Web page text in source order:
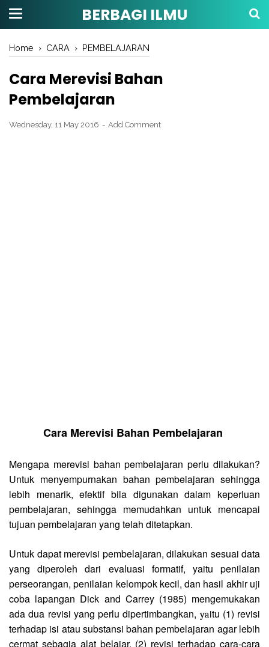
BERBAGI ILMU
Home › CARA › PEMBELAJARAN
Cara Merevisi Bahan
Pembelajaran
Wednesday, 11 May 2016 Add Comment
Cara Merevisi Bahan Pembelajaran
Mengapa merevisi bahan pembelajaran perlu dilakukan?
Untuk menyempurnakan bahan pembelajaran sehingga
lebih menarik, efektif bila digunakan dalam keperluan
pembelajaran, sehingga memudahkan untuk mencapai
tujuan pembelajaran yang telah ditetapkan.
Untuk dapat merevisi pembelajaran, dilakukan sesuai data
yang diperoleh dari evaluasi formatif, yaitu penilaian
perseorangan, penilaian kelompok kecil, dan hasil akhir uji
coba lapangan Dick and Carrey (1985) mengemukakan
ada dua revisi yang perlu dipertimbangkan,yaitu (1) revisi
terhadap isi atau substansi bahan pembelajaran agar lebih
cermat sebagia alat belajar, (2) revisi terhadap cara-cara